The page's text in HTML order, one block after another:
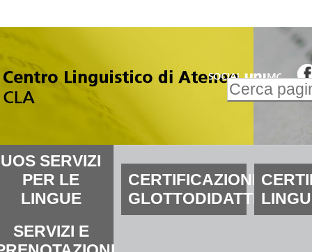
Inserire il
UOS SERVIZI
PER LE
LINGUE
CERTIFICAZIONI
GLOTTODIDATTICHE
SERVIZI E